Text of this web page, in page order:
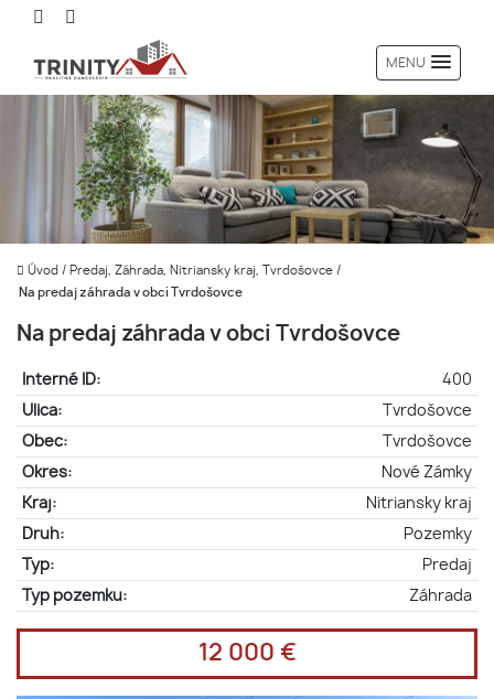
MENU
Úvod / Predaj, Záhrada, Nitriansky kraj, Tvrdošovce /
Na predaj záhrada v obci Tvrdošovce
Na predaj záhrada v obci Tvrdošovce
Interné ID:
400
Ulica:
Tvrdošovce
Obec:
Tvrdošovce
Okres:
Nové Zámky
Kraj:
Nitriansky kraj
Druh:
Pozemky
Typ:
Predaj
Typ pozemku:
Záhrada
12 000 €